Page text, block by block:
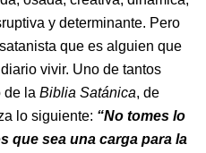
y determinante. Pero
que es alguien que
vivir. Uno de tantos
de la Biblia Satánica, de
lo siguiente: “No tomes lo
que sea una carga para la